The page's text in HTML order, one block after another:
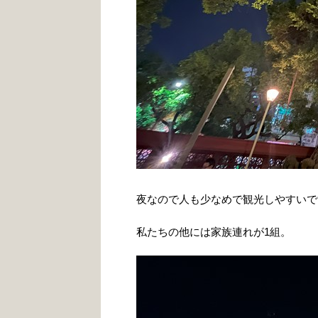
夜なので人も少なめで観光しやすい
私たちの他には家族連れが1組。